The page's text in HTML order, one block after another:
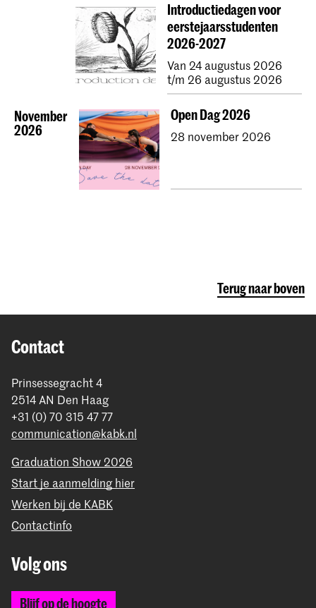
Introductiedagen voor
eerstejaarsstudenten
2026-2027
Van 24 augustus 2026
t/m 26 augustus 2026
November
2026
Open Dag 2026
28 november 2026
Terug naar boven
Contact
Prinsessegracht 4
2514 AN Den Haag
+31 (0) 70 315 47 77
communication@kabk.nl
Graduation Show 2026
Start je aanmelding hier
Werken bij de KABK
Contactinfo
Volg ons
Blijf op de hoogte